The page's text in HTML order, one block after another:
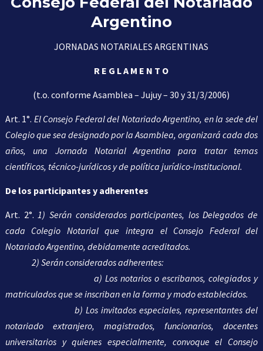
Argentino
JORNADAS NOTARIALES ARGENTINAS
R E G L A M E N T O
(t.o. conforme Asamblea – Jujuy – 30 y 31/3/2006)
Art. 1°. El Consejo Federal del Notariado Argentino, en la sede del
Colegio que sea designado por la Asamblea, organizará cada dos
años, una Jornada Notarial Argentina para tratar temas
científicos, técnico-jurídicos y de política jurídico-institucional.
De los participantes y adherentes
Art. 2°.1) Serán considerados participantes, los Delegados de
cada Colegio Notarial que integra el Consejo Federal del
Notariado Argentino, debidamente acreditados.
2) Serán considerados adherentes:
a) Los notarios o escribanos, colegiados y
matriculados que se inscriban en la forma y modo establecidos.
b) Los invitados especiales, representantes del
notariado extranjero, magistrados, funcionarios, docentes
universitarios y quienes especialmente, convoque el Consejo